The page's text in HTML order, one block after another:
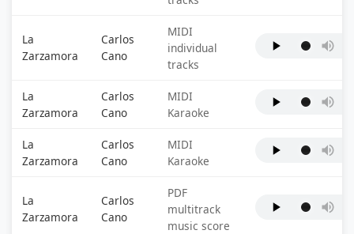
La
Zarzamora
Carlos
Cano
MIDI
individual
tracks
La
Zarzamora
Carlos
Cano
MIDI
Karaoke
La
Zarzamora
Carlos
Cano
MIDI
Karaoke
La
Zarzamora
Carlos
Cano
PDF
multitrack
music score